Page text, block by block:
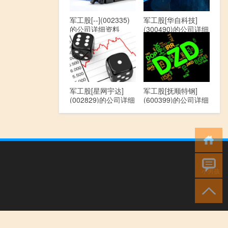
军工股[--](002335)
的公司详细资料
军工股[华自科技]
(300490)的公司详细
军工股[星网宇达]
(002829)的公司详细
军工股[抚顺特钢]
(600399)的公司详细
小男孩